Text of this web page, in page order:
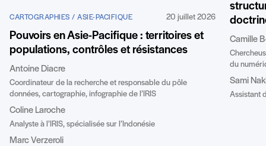
CARTOGRAPHIES / ASIE-PACIFIQUE 20 juillet 2026
Pouvoirs en Asie-Pacifique : territoires et
populations, contrôles et résistances
Antoine Diacre
Coordinateur de la recherche et responsable du pôle
données, cartographie, infographie de l’IRIS
Coline Laroche
Analyste à l’IRIS, spécialisée sur l’Indonésie
Marc Verzeroli
Camille
du
Sami
Assistant